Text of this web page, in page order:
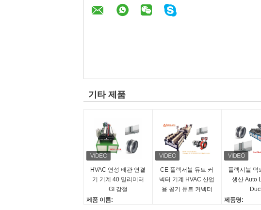
기타 제품
HVAC 연성 배관 연결
기 기계 40 밀리미터
GI 강철
3500x1300x1300mm
제품 이름:
CE 플렉서블 듀트 커
넥터 기계 HVAC 산업
용 공기 듀트 커넥터
플렉시블 덕
생산 Auto
제품명: